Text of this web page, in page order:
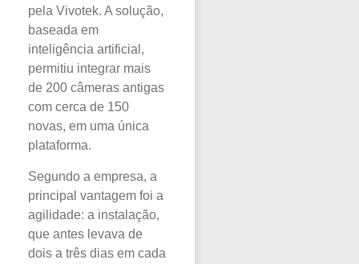
pela Vivotek. A solução,
baseada em
inteligência artificial,
permitiu integrar mais
de 200 câmeras antigas
com cerca de 150
novas, em uma única
plataforma.
Segundo a empresa, a
principal vantagem foi a
agilidade: a instalação,
que antes levava de
dois a três dias em cada